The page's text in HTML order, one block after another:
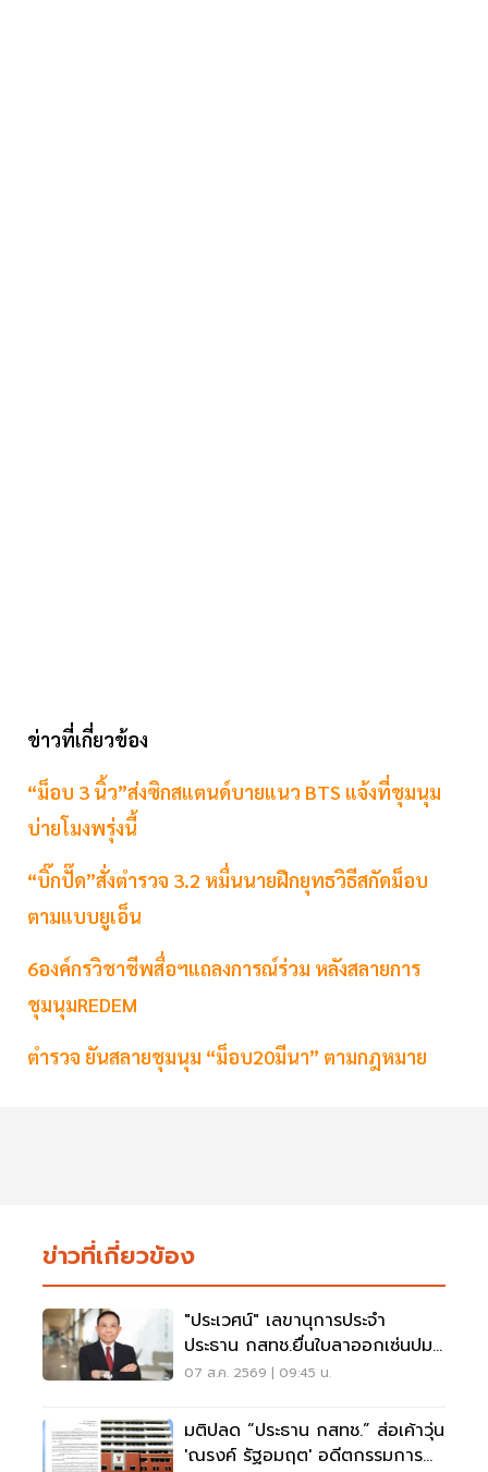
ข่าวที่เกี่ยวข้อง
“ม็อบ 3 นิ้ว”ส่งซิกสแตนด์บายแนว BTS แจ้งที่ชุมนุม
บ่ายโมงพรุ่งนี้
“บิ๊กปั๊ด”สั่งตำรวจ 3.2 หมื่นนายฝึกยุทธวิธีสกัดม็อบ
ตามแบบยูเอ็น
6องค์กรวิชาชีพสื่อฯแถลงการณ์ร่วม หลังสลายการ
ชุมนุมREDEM
ตำรวจ ยันสลายชุมนุม “ม็อบ20มีนา” ตามกฎหมาย
ข่าวที่เกี่ยวข้อง
"ประเวศน์" เลขานุการประจำ
ประธาน กสทช.ยื่นใบลาออกเซ่นปม
คุณสมบัตินพ.สรณ
07 ส.ค. 2569 | 09:45 น.
มติปลด “ประธาน กสทช.” ส่อเค้าวุ่น
'ณรงค์ รัฐอมฤต' อดีตกรรมการ